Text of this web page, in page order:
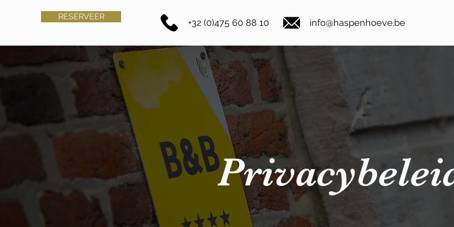
RESERVEER
+32 (0)475 60 88 10 info@haspenhoeve.be